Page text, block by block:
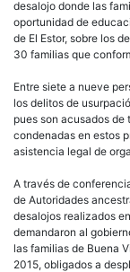
desalojo donde las
oportunidad de
de El Estor, sobre los
30 familias que
Entre siete a nueve
los delitos de
pues son acusados de
condenadas en estos
asistencia legal de
A través de
de Autoridades
desalojos realizados
demandaron al
las familias de Buena
2015, obligados a